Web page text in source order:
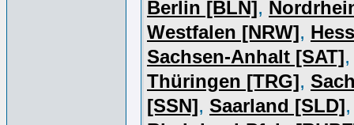
Berlin [BLN],
Westfalen [NRW],
Sachsen-Anhalt [SAT],
Thüringen [TRG],
[SSN], Saarland [SLD],